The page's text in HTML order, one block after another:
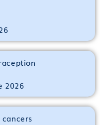
2026